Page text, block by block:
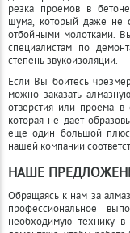
резка проемов в
шума, который даже не
отбойными молотками.
специалистам по
степень звукоизоляции.
Если Вы боитесь
можно заказать
отверстия или проема в
которая не дает
еще один большой плюс
нашей компании
НАШЕ
Обращаясь к нам за
профессиональное
необходимую технику